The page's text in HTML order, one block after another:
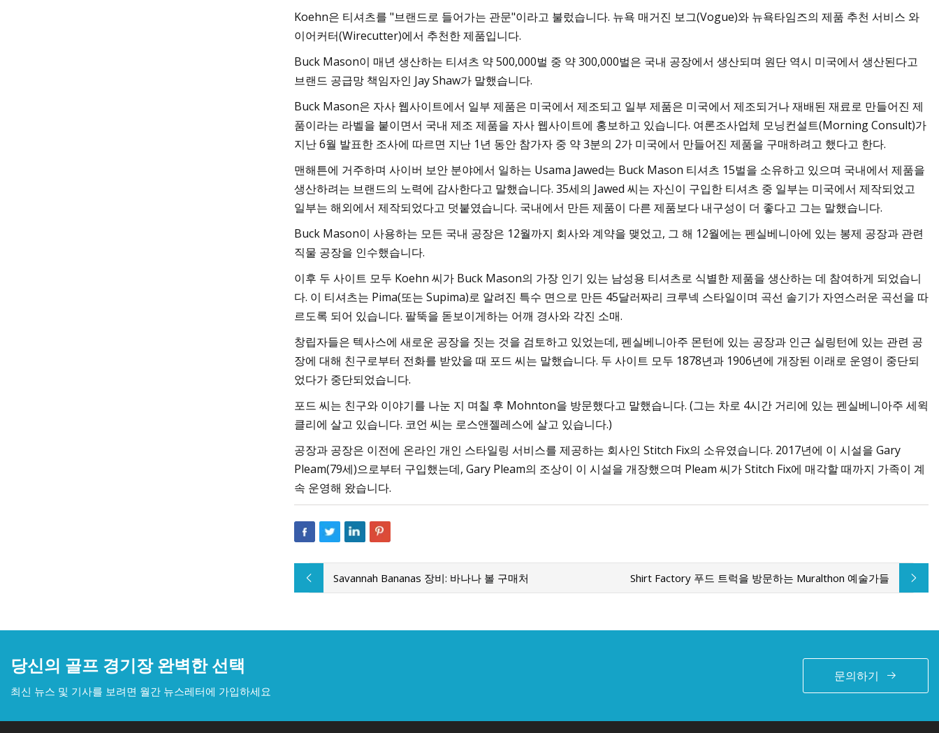
Koehn은 티셔츠를 "브랜드로 들어가는 관문"이라고 불렀습니다. 뉴욕 매거진 보그(Vogue)와 뉴욕타임즈의 제품 추천 서비스 와
이어커터(Wirecutter)에서 추천한 제품입니다.
Buck Mason이 매년 생산하는 티셔츠 약 500,000벌 중 약 300,000벌은 국내 공장에서 생산되며 원단 역시 미국에서 생산된다고
브랜드 공급망 책임자인 Jay Shaw가 말했습니다.
Buck Mason은 자사 웹사이트에서 일부 제품은 미국에서 제조되고 일부 제품은 미국에서 제조되거나 재배된 재료로 만들어진 제
품이라는 라벨을 붙이면서 국내 제조 제품을 자사 웹사이트에 홍보하고 있습니다. 여론조사업체 모닝컨설트(Morning Consult)가
지난 6월 발표한 조사에 따르면 지난 1년 동안 참가자 중 약 3분의 2가 미국에서 만들어진 제품을 구매하려고 했다고 한다.
맨해튼에 거주하며 사이버 보안 분야에서 일하는 Usama Jawed는 Buck Mason 티셔츠 15벌을 소유하고 있으며 국내에서 제품을
생산하려는 브랜드의 노력에 감사한다고 말했습니다. 35세의 Jawed 씨는 자신이 구입한 티셔츠 중 일부는 미국에서 제작되었고
일부는 해외에서 제작되었다고 덧붙였습니다. 국내에서 만든 제품이 다른 제품보다 내구성이 더 좋다고 그는 말했습니다.
Buck Mason이 사용하는 모든 국내 공장은 12월까지 회사와 계약을 맺었고, 그 해 12월에는 펜실베니아에 있는 봉제 공장과 관련
직물 공장을 인수했습니다.
이후 두 사이트 모두 Koehn 씨가 Buck Mason의 가장 인기 있는 남성용 티셔츠로 식별한 제품을 생산하는 데 참여하게 되었습니
다. 이 티셔츠는 Pima(또는 Supima)로 알려진 특수 면으로 만든 45달러짜리 크루넥 스타일이며 곡선 솔기가 자연스러운 곡선을 따
르도록 되어 있습니다. 팔뚝을 돋보이게하는 어깨 경사와 각진 소매.
창립자들은 텍사스에 새로운 공장을 짓는 것을 검토하고 있었는데, 펜실베니아주 몬턴에 있는 공장과 인근 실링턴에 있는 관련 공
장에 대해 친구로부터 전화를 받았을 때 포드 씨는 말했습니다. 두 사이트 모두 1878년과 1906년에 개장된 이래로 운영이 중단되
었다가 중단되었습니다.
포드 씨는 친구와 이야기를 나눈 지 며칠 후 Mohnton을 방문했다고 말했습니다. (그는 차로 4시간 거리에 있는 펜실베니아주 세윅
클리에 살고 있습니다. 코언 씨는 로스앤젤레스에 살고 있습니다.)
공장과 공장은 이전에 온라인 개인 스타일링 서비스를 제공하는 회사인 Stitch Fix의 소유였습니다. 2017년에 이 시설을 Gary
Pleam(79세)으로부터 구입했는데, Gary Pleam의 조상이 이 시설을 개장했으며 Pleam 씨가 Stitch Fix에 매각할 때까지 가족이 계
속 운영해 왔습니다.
Savannah Bananas 장비: 바나나 볼 구매처 Shirt Factory 푸드 트럭을 방문하는 Muralthon 예술가들
당신의 골프 경기장 완벽한 선택
최신 뉴스 및 기사를 보려면 월간 뉴스레터에 가입하세요
문의하기